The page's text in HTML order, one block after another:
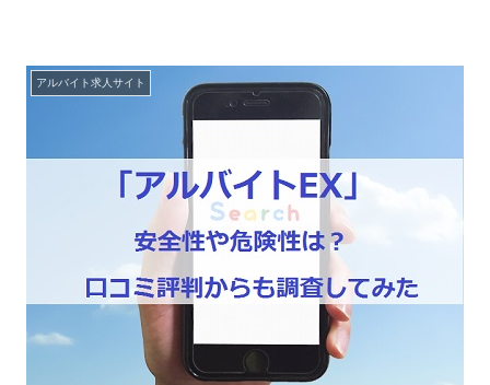
アルバイト求人サイト